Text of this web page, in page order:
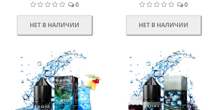
0
НЕТ В НАЛИЧИИ
0
НЕТ В НАЛИЧИИ